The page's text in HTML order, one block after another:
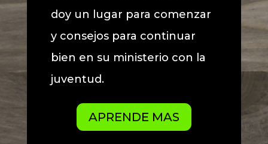
doy un lugar para comenzar
y consejos para continuar
bien en su ministerio con la
juventud.
APRENDE MAS